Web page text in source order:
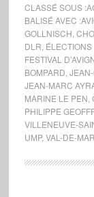
CLASSÉ SOUS :
BALISÉ AVEC :
GOLLNISCH
DLR
FESTIVAL
BOMPARD
JEAN-MARC
MARINE LE PEN
PHILIPPE
VILLENEUVE-
UMP, VAL-DE-